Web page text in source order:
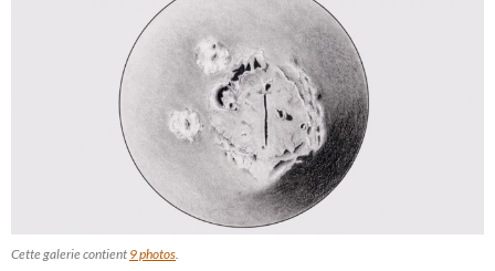
Cette galerie contient 9 photos.